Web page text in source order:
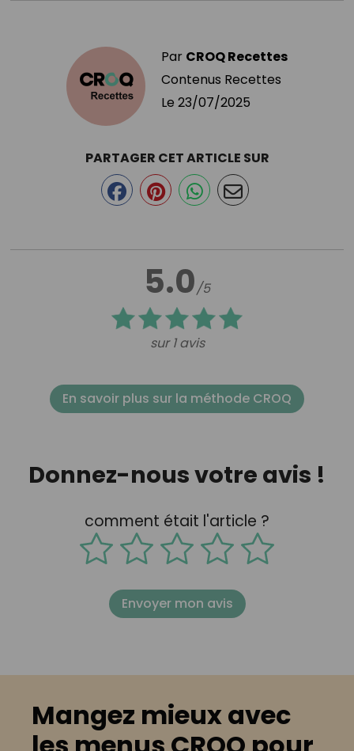
Par CROQ Recettes
Contenus Recettes
Le 23/07/2025
5.0/5
sur 1 avis
PARTAGER CET ARTICLE SUR
En savoir plus sur la méthode CROQ
Donnez-nous votre avis !
comment était l'article ?
Envoyer mon avis
Mangez mieux avec